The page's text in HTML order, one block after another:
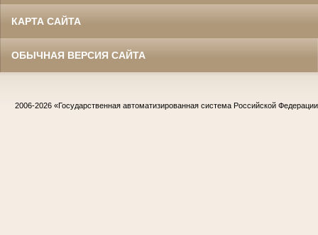
КАРТА САЙТА
ОБЫЧНАЯ ВЕРСИЯ САЙТА
2006-2026 «Государственная автоматизированная система Российской